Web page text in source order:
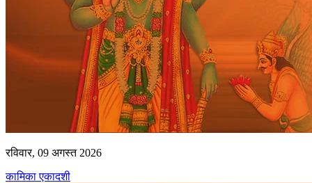
रविवार, 09 अगस्त 2026
कामिका एकादशी